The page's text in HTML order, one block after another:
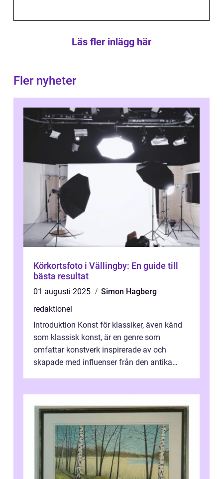
Läs fler inlägg här
Fler nyheter
Körkortsfoto i Vällingby: En guide till
bästa resultat
01 augusti 2025
Simon Hagberg
redaktionel
Introduktion Konst för klassiker, även känd
som klassisk konst, är en genre som
omfattar konstverk inspirerade av och
skapade med influenser från den antika